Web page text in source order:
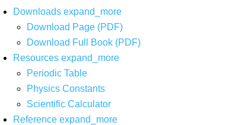
Downloads expand_more
Download Page (PDF)
Download Full Book (PDF)
Resources expand_more
Periodic Table
Physics Constants
Scientific Calculator
Reference expand_more